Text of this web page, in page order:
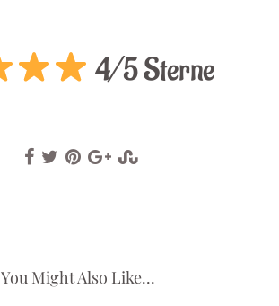
4/5 Sterne
You Might Also Like...